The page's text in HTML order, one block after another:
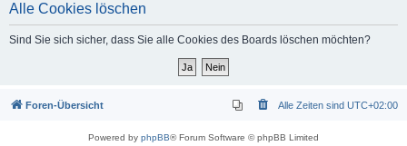
Alle Cookies löschen
Sind Sie sich sicher, dass Sie alle Cookies des Boards löschen möchten?
Foren-Übersicht Alle Zeiten sind UTC+02:00
Powered by phpBB® Forum Software © phpBB Limited